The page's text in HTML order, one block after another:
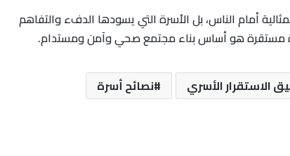
أمام الناس، بل الأسرة التي يسودها الدفء والتفاهم
مستقرة هو أساس بناء مجتمع صحي وآمن ومستدام.
الاستقرار الأسري نصائح أسرة